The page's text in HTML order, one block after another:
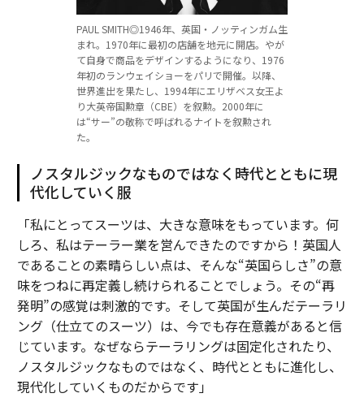
PAUL SMITH◎1946年、英国・ノッティンガム生
まれ。1970年に最初の店舗を地元に開店。やが
て自身で商品をデザインするようになり、1976
年初のランウェイショーをパリで開催。以降、
世界進出を果たし、1994年にエリザベス女王よ
り大英帝国勲章（CBE）を叙勲。2000年に
は“サー”の敬称で呼ばれるナイトを叙勲され
た。
ノスタルジックなものではなく時代とともに現
代化していく服
「私にとってスーツは、大きな意味をもっています。何
しろ、私はテーラー業を営んできたのですから！英国人
であることの素晴らしい点は、そんな“英国らしさ”の意
味をつねに再定義し続けられることでしょう。その“再
発明”の感覚は刺激的です。そして英国が生んだテーラリ
ング（仕立てのスーツ）は、今でも存在意義があると信
じています。なぜならテーラリングは固定化されたり、
ノスタルジックなものではなく、時代とともに進化し、
現代化していくものだからです」